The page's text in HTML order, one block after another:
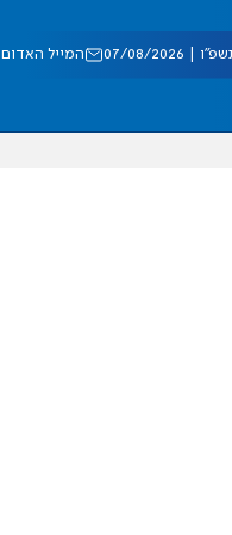
08/2026 המייל האדום